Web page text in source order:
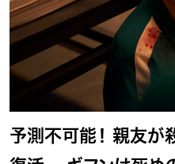
予測不可能！ 親友が